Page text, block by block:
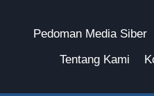
Pedoman Media Siber
Tentang Kami